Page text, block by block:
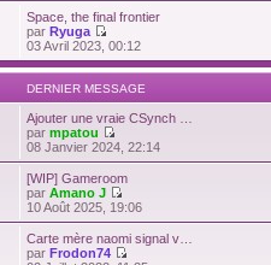
Space, the final frontier
parRyuga
03 Avril 2023, 00:12
DERNIER MESSAGE
Ajouter une vraie CSynch …
parmpatou
08 Janvier 2024, 22:14
[WIP] Gameroom
parAmano J
10 Août 2025, 19:06
Carte mère naomi signal v…
parFrodon74